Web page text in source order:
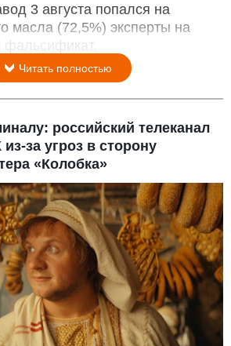
3 августа попался на
масла (72,5%) эксперты на
Читать полностью
российский телеканал
за угроз в сторону
«Колобка»